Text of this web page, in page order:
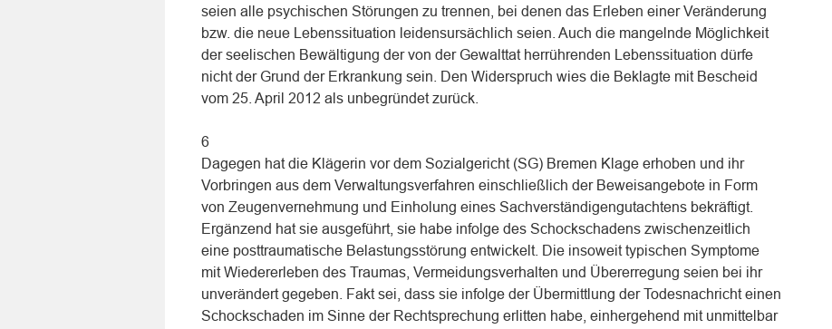
seien alle psychischen Störungen zu trennen, bei denen das Erleben einer Veränderung
bzw. die neue Lebenssituation leidensursächlich seien. Auch die mangelnde Möglichkeit
der seelischen Bewältigung der von der Gewalttat herrührenden Lebenssituation dürfe
nicht der Grund der Erkrankung sein. Den Widerspruch wies die Beklagte mit Bescheid
vom 25. April 2012 als unbegründet zurück.
6
Dagegen hat die Klägerin vor dem Sozialgericht (SG) Bremen Klage erhoben und ihr
Vorbringen aus dem Verwaltungsverfahren einschließlich der Beweisangebote in Form
von Zeugenvernehmung und Einholung eines Sachverständigengutachtens bekräftigt.
Ergänzend hat sie ausgeführt, sie habe infolge des Schockschadens zwischenzeitlich
eine posttraumatische Belastungsstörung entwickelt. Die insoweit typischen Symptome
mit Wiedererleben des Traumas, Vermeidungsverhalten und Übererregung seien bei ihr
unverändert gegeben. Fakt sei, dass sie infolge der Übermittlung der Todesnachricht einen
Schockschaden im Sinne der Rechtsprechung erlitten habe, einhergehend mit unmittelbar